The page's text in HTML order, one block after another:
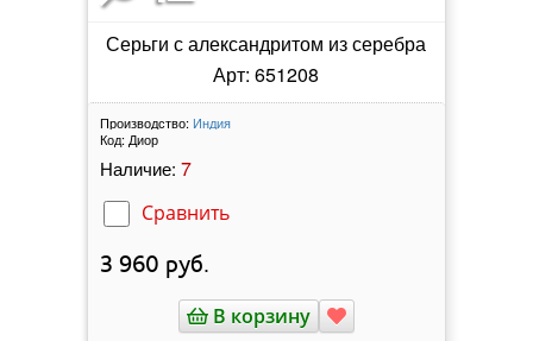
Серьги с александритом из серебра
Арт: 651208
Производство: Индия
Код: Диор
Наличие: 7
Сравнить
3 960 руб.
В корзину